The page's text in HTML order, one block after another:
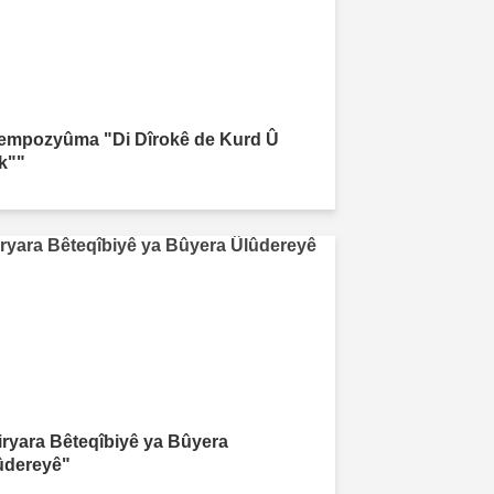
"Di Dîrokê de Kurd Û
Bêteqîbiyê ya Bûyera